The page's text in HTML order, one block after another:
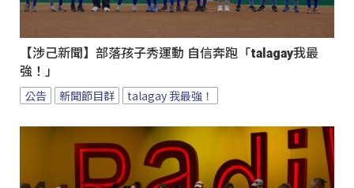
【涉己新聞】部落孩子秀運動 自信奔跑「talagay我最
強！」
公告 新聞節目群 talagay 我最強！